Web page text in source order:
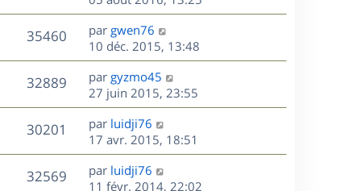
a
g
e
e
s
s
a
g
e
s
e
r
m
e
s
s
a
g
e
u
s
r
n
i
e
r
m
e
s
s
a
g
35460V
u
D
e
r
n
i
e
r
m
e
s
par gwen76
10 déc. 2015, 13:48
32889V
u
s
D
e
r
n
i
e
r
par gyzmo45
27 juin 2015, 23:55
30201
u
D
e
r
n
i
par luidji76
17 avr. 2015, 18:51
32569V
D
e
par luidji76
11 févr. 2014, 22:02